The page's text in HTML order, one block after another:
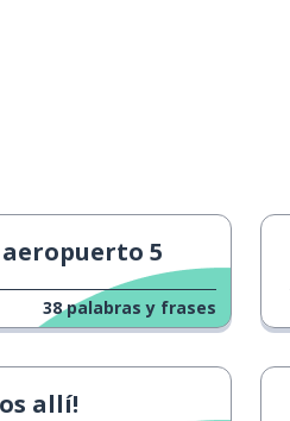
aeropuerto 5
38 palabras y frases
allí!